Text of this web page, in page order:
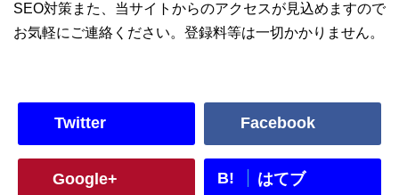
SEO対策また、当サイトからのアクセスが見込めますので
お気軽にご連絡ください。登録料等は一切かかりません。
Twitter Facebook
Google+ B! はてブ